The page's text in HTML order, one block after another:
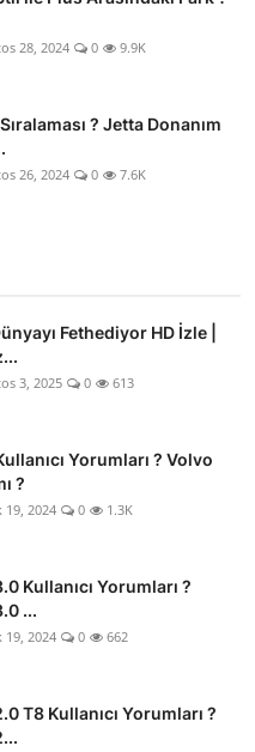
28, 2024 0 9.9K
? Jetta Donanım
26, 2024 0 7.6K
Fethediyor HD İzle |
3, 2025 0 613
Yorumları ? Volvo
?
19, 2024 0 1.3K
Kullanıcı Yorumları ?
...
19, 2024 0 662
T8 Kullanıcı Yorumları ?